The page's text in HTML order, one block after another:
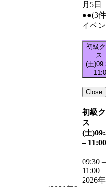
月5日
●●(3
イベ
初級
ス
(土)
–
Close
初級
ス
(土)
– 11:00
09:30 –
11:00
2026